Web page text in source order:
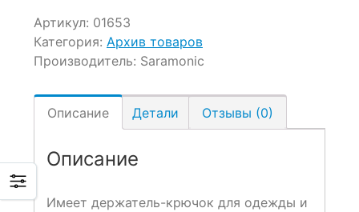
Артикул: 01653
Категория: Архив товаров
Производитель: Saramonic
Описание Детали Отзывы (0)
Описание
Имеет держатель-крючок для одежды и